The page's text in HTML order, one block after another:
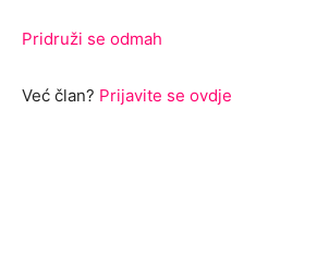
Pridruži se odmah
Već član? Prijavite se ovdje